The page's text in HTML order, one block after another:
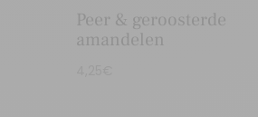
Peer & geroosterde
amandelen